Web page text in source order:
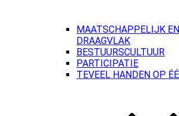
MAATSCHAPPELIJK
DRAAGVLAK
BESTUURSCULTUUR
PARTICIPATIE
TEVEEL HANDEN OP